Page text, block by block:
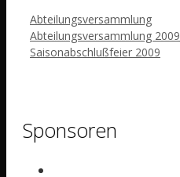
Schlagwörter
Abteilungsversammlung
Abteilungsversammlung 2009
Saisonabschlußfeier 2009
Sponsoren